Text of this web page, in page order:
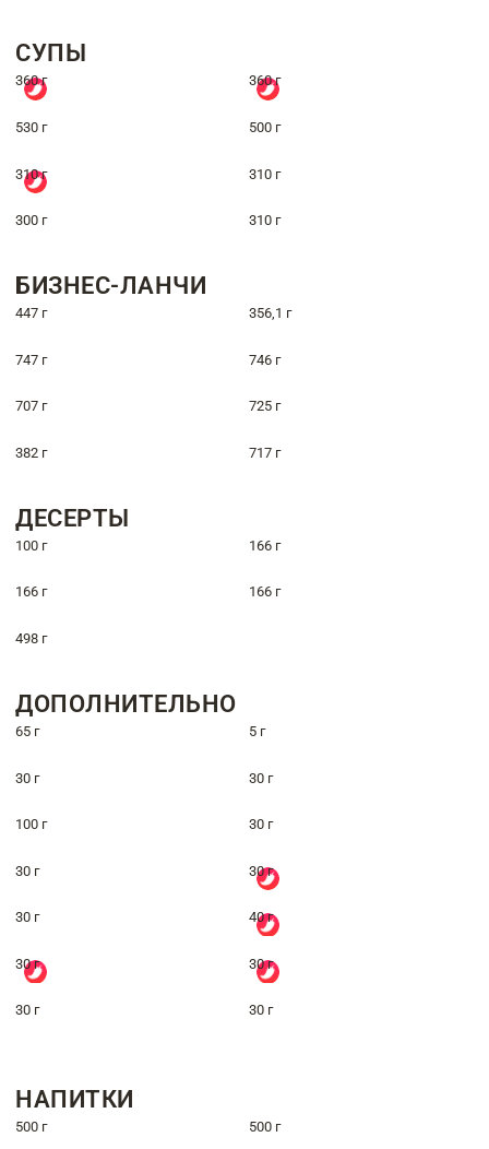
СУПЫ
360 г 360 г
530 г 500 г
310 г 310 г
300 г 310 г
БИЗНЕС-ЛАНЧИ
447 г 356,1 г
747 г 746 г
707 г 725 г
382 г 717 г
ДЕСЕРТЫ
100 г 166 г
166 г 166 г
498 г
ДОПОЛНИТЕЛЬНО
65 г 5 г
30 г 30 г
100 г 30 г
30 г 30 г
30 г 40 г
30 г 30 г
30 г 30 г
НАПИТКИ
500 г 500 г